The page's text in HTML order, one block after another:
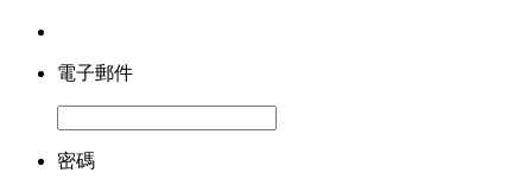
電子郵件
密碼